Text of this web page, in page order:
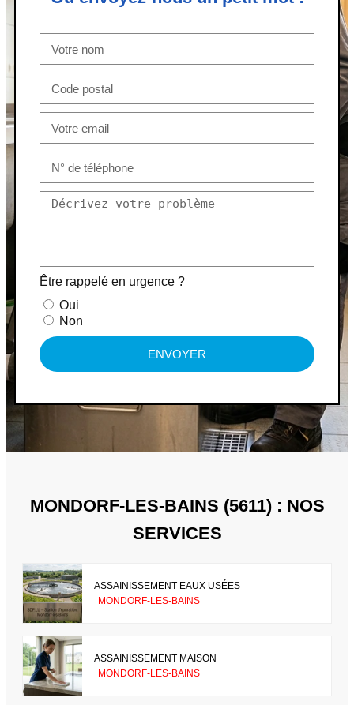
Être rappelé en urgence ?
Oui
Non
ENVOYER
MONDORF-LES-BAINS (5611) : NOS
SERVICES
ASSAINISSEMENT EAUX USÉES
MONDORF-LES-BAINS
ASSAINISSEMENT MAISON
MONDORF-LES-BAINS